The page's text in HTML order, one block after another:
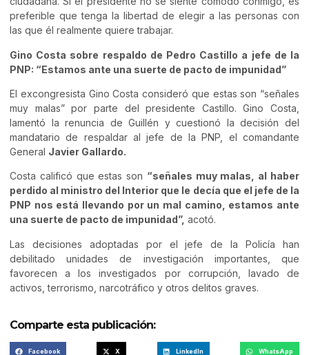
preferible que tenga la libertad de elegir a las personas con
las que él realmente quiere trabajar.
Gino Costa sobre respaldo de Pedro Castillo a jefe de la
PNP: “Estamos ante una suerte de pacto de impunidad”
El excongresista Gino Costa consideró que estas son “señales
muy malas” por parte del presidente Castillo. Gino Costa,
lamentó la renuncia de Guillén y cuestionó la decisión del
mandatario de respaldar al jefe de la PNP, el comandante
General Javier Gallardo.
Costa calificó que estas son “señales muy malas, al haber
perdido al ministro del Interior que le decía que el jefe de la
PNP nos está llevando por un mal camino, estamos ante
una suerte de pacto de impunidad”, acotó.
Las decisiones adoptadas por el jefe de la Policía han
debilitado unidades de investigación importantes, que
favorecen a los investigados por corrupción, lavado de
activos, terrorismo, narcotráfico y otros delitos graves.
Comparte esta publicación:
Facebook X LinkedIn WhatsApp